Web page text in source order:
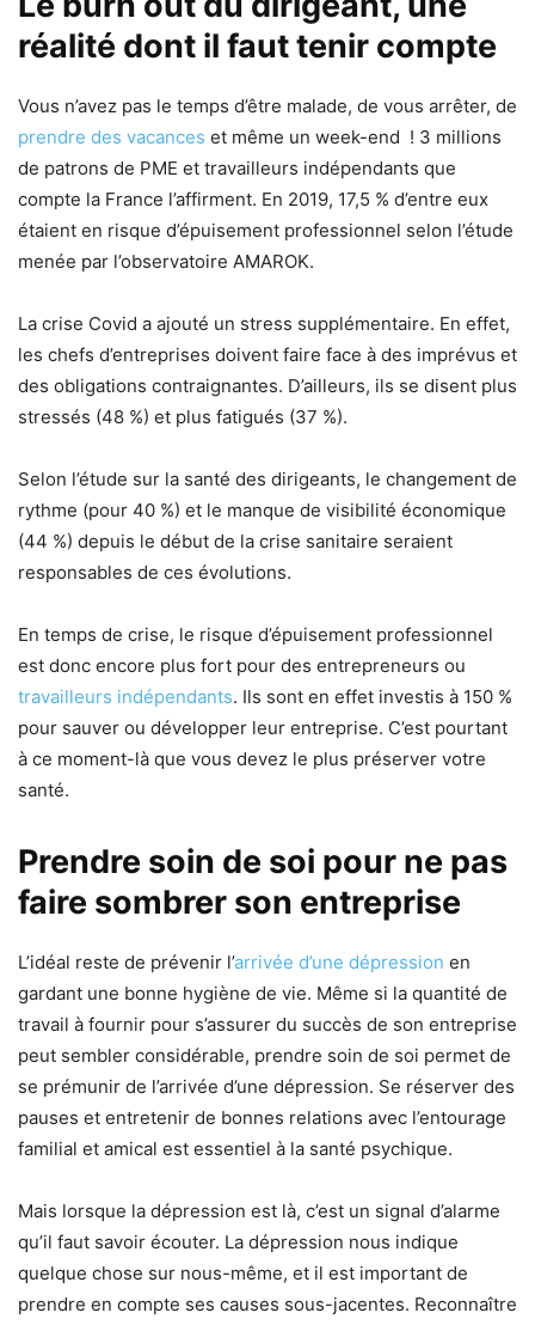
réalité dont il faut tenir compte
Vous n’avez pas le temps d’être malade, de vous arrêter, de
prendre des vacances et même un week-end ! 3 millions
de patrons de PME et travailleurs indépendants que
compte la France l’affirment. En 2019, 17,5 % d’entre eux
étaient en risque d’épuisement professionnel selon l’étude
menée par l’observatoire AMAROK.
La crise Covid a ajouté un stress supplémentaire. En effet,
les chefs d’entreprises doivent faire face à des imprévus et
des obligations contraignantes. D’ailleurs, ils se disent plus
stressés (48 %) et plus fatigués (37 %).
Selon l’étude sur la santé des dirigeants, le changement de
rythme (pour 40 %) et le manque de visibilité économique
(44 %) depuis le début de la crise sanitaire seraient
responsables de ces évolutions.
En temps de crise, le risque d’épuisement professionnel
est donc encore plus fort pour des entrepreneurs ou
travailleurs indépendants. Ils sont en effet investis à 150 %
pour sauver ou développer leur entreprise. C’est pourtant
à ce moment-là que vous devez le plus préserver votre
santé.
Prendre soin de soi pour ne pas
faire sombrer son entreprise
L’idéal reste de prévenir l’arrivée d’une dépression en
gardant une bonne hygiène de vie. Même si la quantité de
travail à fournir pour s’assurer du succès de son entreprise
peut sembler considérable, prendre soin de soi permet de
se prémunir de l’arrivée d’une dépression. Se réserver des
pauses et entretenir de bonnes relations avec l’entourage
familial et amical est essentiel à la santé psychique.
Mais lorsque la dépression est là, c’est un signal d’alarme
qu’il faut savoir écouter. La dépression nous indique
quelque chose sur nous-même, et il est important de
prendre en compte ses causes sous-jacentes. Reconnaître